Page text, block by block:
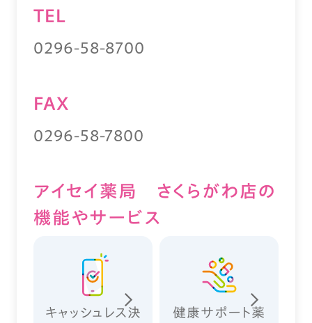
TEL
0296-58-8700
FAX
0296-58-7800
アイセイ薬局 さくらがわ店の
機能やサービス
キャッシュレス決
健康サポート薬